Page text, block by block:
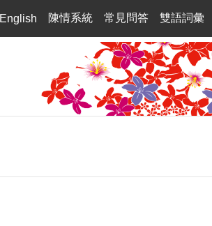
English 陳情系統 常見問答 雙語詞彙